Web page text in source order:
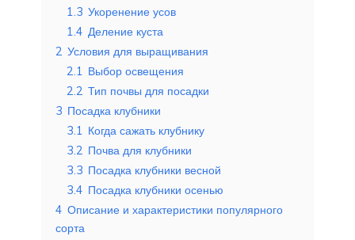
1.3 Укоренение усов
1.4 Деление куста
2 Условия для выращивания
2.1 Выбор освещения
2.2 Тип почвы для посадки
3 Посадка клубники
3.1 Когда сажать клубнику
3.2 Почва для клубники
3.3 Посадка клубники весной
3.4 Посадка клубники осенью
4 Описание и характеристики популярного
сорта